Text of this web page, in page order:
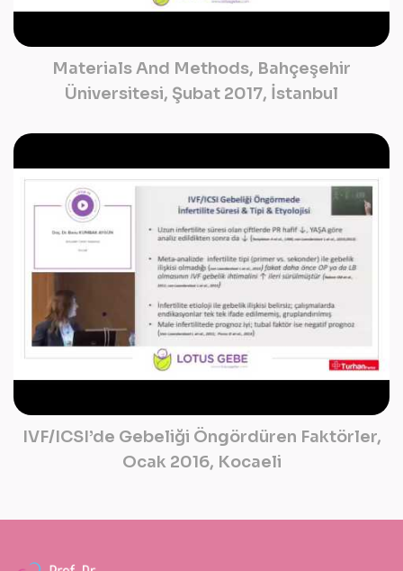
Materials And Methods, Bahçeşehir
Üniversitesi, Şubat 2017, İstanbul
IVF/ICSI’de Gebeliği Öngördüren Faktörler,
Ocak 2016, Kocaeli